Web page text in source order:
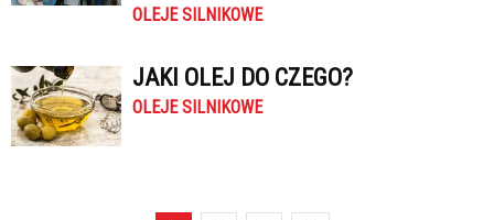
OLEJE SILNIKOWE
JAKI OLEJ DO CZEGO?
OLEJE SILNIKOWE